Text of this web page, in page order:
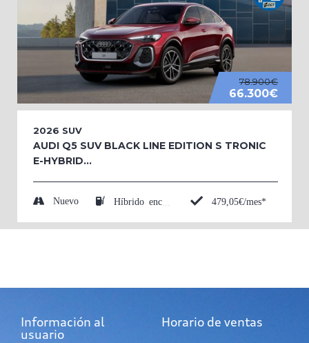
78.900€
66.300€
2026 SUV
AUDI Q5 SUV BLACK LINE EDITION S TRONIC
E-HYBRID...
Nuevo 479,05€/mes*
Información al
usuario
Horario de ventas